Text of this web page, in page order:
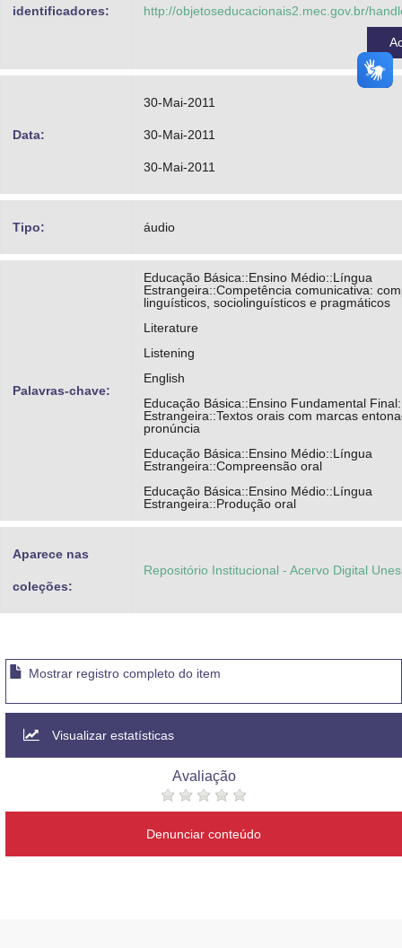
identificadores: http://objetoseducacionais2.mec.gov.br/
Data:
30-Mai-2011
30-Mai-2011
30-Mai-2011
Tipo: áudio
Palavras-chave:
Educação Básica::Ensino Médio::Língua
Estrangeira::Competência comunicativa:
linguísticos, sociolinguísticos e pragmáticos
Literature
Listening
English
Educação Básica::Ensino Fundamental
Estrangeira::Textos orais com marcas
pronúncia
Educação Básica::Ensino Médio::Língua
Estrangeira::Compreensão oral
Educação Básica::Ensino Médio::Língua
Estrangeira::Produção oral
Aparece nas
coleções:
Repositório Institucional - Acervo Digital
Mostrar registro completo do item
Visualizar estatísticas
Avaliação
Denunciar conteúdo